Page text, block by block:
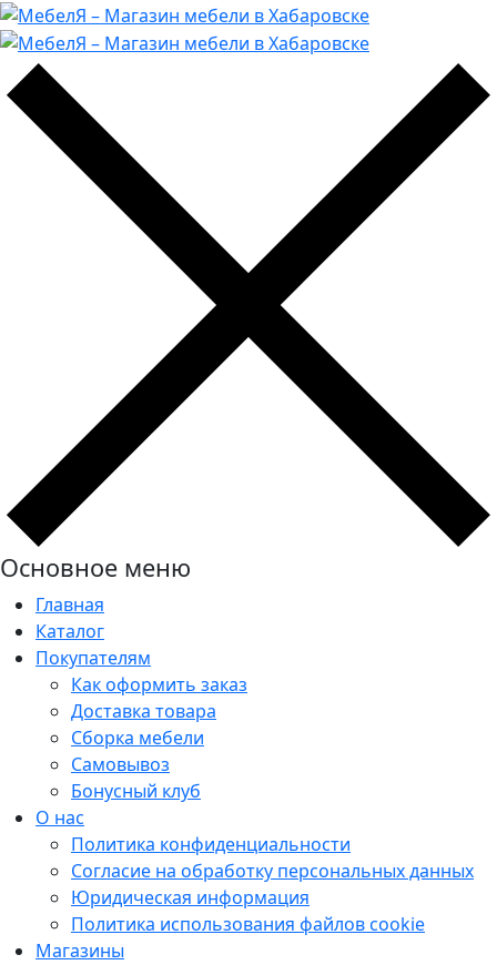
Основное меню
Главная
Каталог
Покупателям
Как оформить заказ
Доставка товара
Сборка мебели
Самовывоз
Бонусный клуб
О нас
Политика конфиденциальности
Согласие на обработку персональных данных
Юридическая информация
Политика использования файлов cookie
Магазины